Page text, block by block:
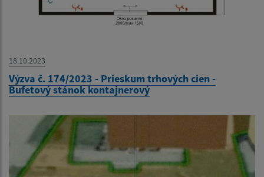
18.10.2023
Výzva č. 174/2023 - Prieskum trhových cien -
Bufetový stánok kontajnerový